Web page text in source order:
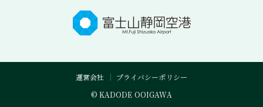
運営会社
プライバシーポリシー
© KADODE OOIGAWA